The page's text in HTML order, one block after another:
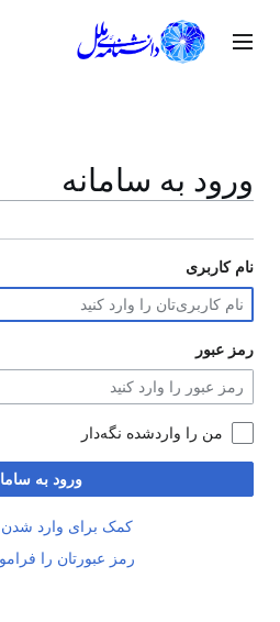
محتوااصلی
ورود به سامانه
نام کاربری
رمز عبور
من را واردشده نگه‌دار
ورود به
کمک برای وارد شدن
رمز عبورتان را